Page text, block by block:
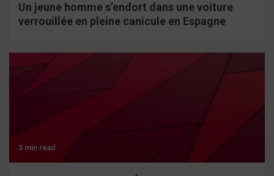
Un jeune homme s’endort dans une voiture
verrouillée en pleine canicule en Espagne
3 min read